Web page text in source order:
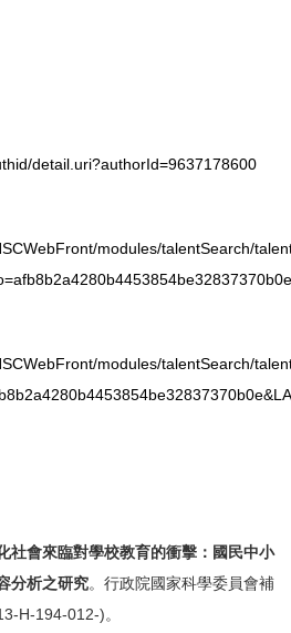
detail.uri?authorId=9637178600
modules/talentSearch/
modules/talentSearch/
社會來臨對學校教育的衝擊：國民中小
分析之研究。行政院國家科學委員會補
H-194-012-)。